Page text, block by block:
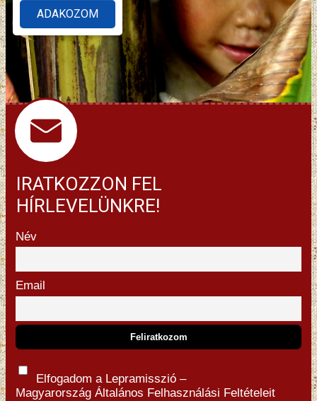
ADAKOZOM
IRATKOZZON FEL
HÍRLEVELÜNKRE!
Név
Email
Elfogadom a Lepramisszió –
Magyarország Általános Felhasználási Feltételeit